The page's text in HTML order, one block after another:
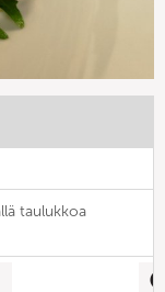
taulukkoa